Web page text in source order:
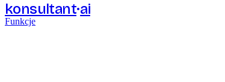
konsultant ai
Funkcje